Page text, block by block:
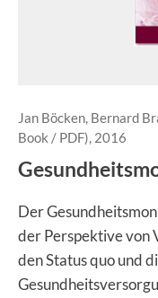
Jan Böcken, Bernard
Book / PDF), 2016
Der
der Perspektive von
den Status quo und